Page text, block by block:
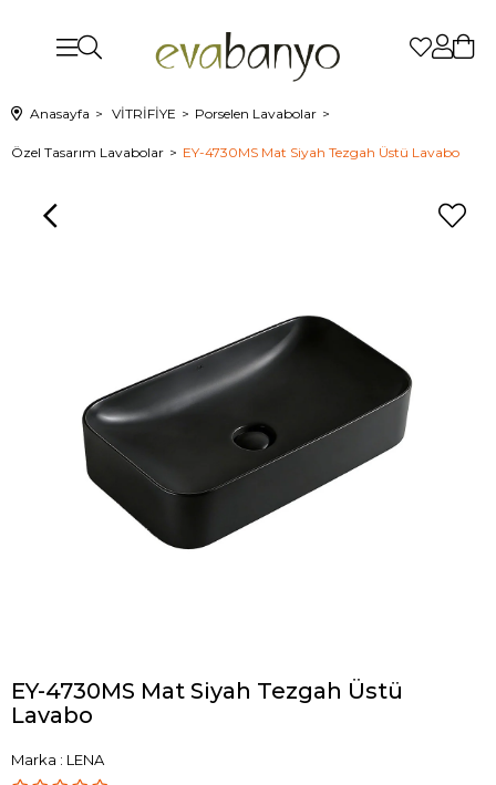
Anasayfa VİTRİFİYE Porselen Lavabolar
Özel Tasarım Lavabolar EY-4730MS Mat Siyah Tezgah Üstü Lavabo
EY-4730MS Mat Siyah Tezgah Üstü
Lavabo
Marka : LENA